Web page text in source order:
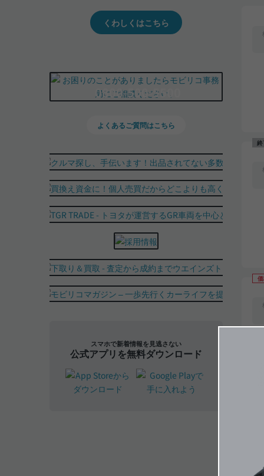
くわしくはこちら
0800-500-5500
よくあるご質問はこちら
スマホで新着情報を見逃さない
公式アプリを無料ダウンロード